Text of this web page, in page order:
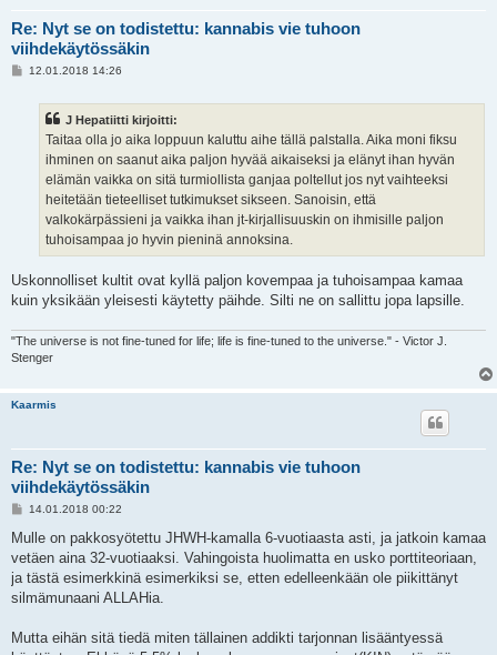
Re: Nyt se on todistettu: kannabis vie tuhoon
viihdekäytössäkin
V12.01.2018 14:26
J Hepatiitti kirjoitti:
Taitaa olla jo aika loppuun kaluttu aihe tällä palstalla. Aika moni fiksu
ihminen on saanut aika paljon hyvää aikaiseksi ja elänyt ihan hyvän
elämän vaikka on sitä turmiollista ganjaa poltellut jos nyt vaihteeksi
heitetään tieteelliset tutkimukset sikseen. Sanoisin, että
valkokärpässieni ja vaikka ihan jt-kirjallisuuskin on ihmisille paljon
tuhoisampaa jo hyvin pieninä annoksina.
Uskonnolliset kultit ovat kyllä paljon kovempaa ja tuhoisampaa kamaa
kuin yksikään yleisesti käytetty päihde. Silti ne on sallittu jopa lapsille.
"The universe is not fine-tuned for life; life is fine-tuned to the universe." - Victor J.
Stenger
Kaarmis
Re: Nyt se on todistettu: kannabis vie tuhoon
viihdekäytössäkin
V
e
t
14.01.2018 00:22
Mulle on pakkosyötettu JHWH-kamalla 6-vuotiaasta asti, ja jatkoin kamaa
vetäen aina 32-vuotiaaksi. Vahingoista huolimatta en usko porttiteoriaan,
ja tästä esimerkkinä esimerkiksi se, etten edelleenkään ole piikittänyt
silmämunaani ALLAHia.
Mutta eihän sitä tiedä miten tällainen addikti tarjonnan lisääntyessä